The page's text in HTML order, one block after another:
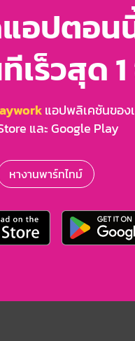
อปตอน
เร็วสุด
แอปพลิเคชันของ
และ Google Play
หางานพาร์ทไทม์